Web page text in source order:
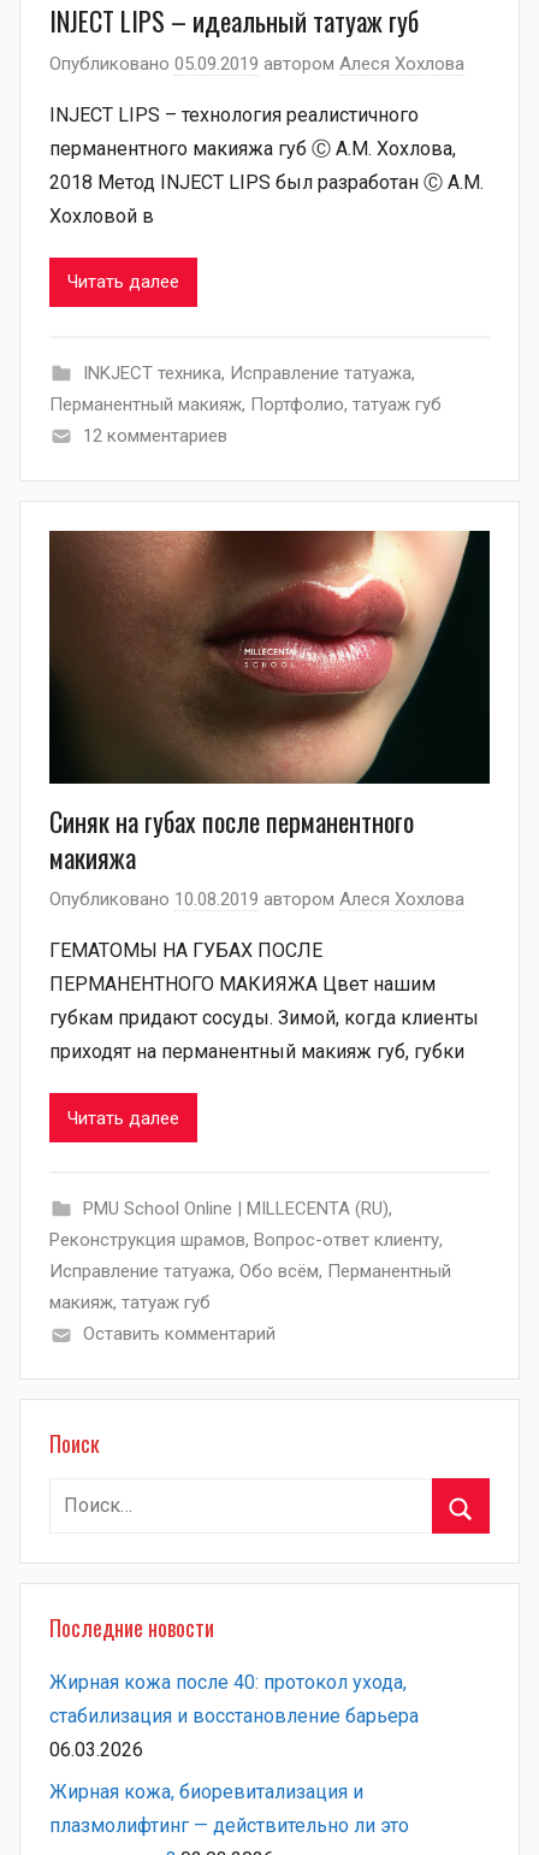
INJECT LIPS – идеальный татуаж губ
Опубликовано 05.09.2019 автором Алеся Хохлова
INJECT LIPS – технология реалистичного
перманентного макияжа губ Ⓒ А.М. Хохлова,
2018 Метод INJECT LIPS был разработан Ⓒ А.М.
Хохловой в
Читать далее
INKJECT техника, Исправление татуажа,
Перманентный макияж, Портфолио, татуаж губ
12 комментариев
Синяк на губах после перманентного
макияжа
Опубликовано 10.08.2019 автором Алеся Хохлова
ГЕМАТОМЫ НА ГУБАХ ПОСЛЕ
ПЕРМАНЕНТНОГО МАКИЯЖА Цвет нашим
губкам придают сосуды. Зимой, когда клиенты
приходят на перманентный макияж губ, губки
Читать далее
PMU School Online | MILLECENTA (RU),
Pеконструкция шрамов, Вопрос-ответ клиенту,
Исправление татуажа, Обо всём, Перманентный
макияж, татуаж губ
Оставить комментарий
Поиск
Найти:
Последние новости
Жирная кожа после 40: протокол ухода,
стабилизация и восстановление барьера
06.03.2026
Жирная кожа, биоревитализация и
плазмолифтинг — действительно ли это